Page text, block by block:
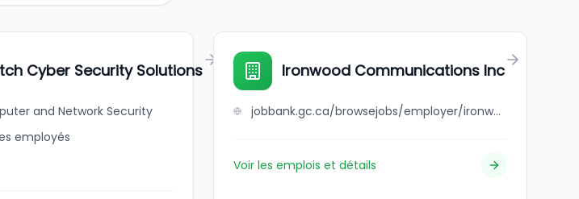
Cyber Security Solutions
and Network Security
employés
Ironwood Communications Inc
jobbank.gc.ca/browsejobs/employer/ironwood+communications+inc/ca
Voir les emplois et détails